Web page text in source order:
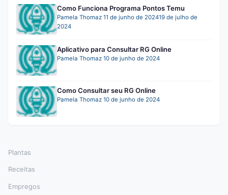
Como Funciona Programa Pontos Temu
Pamela Thomaz 11 de junho de 202419 de julho de
2024
Aplicativo para Consultar RG Online
Pamela Thomaz 10 de junho de 2024
Como Consultar seu RG Online
Pamela Thomaz 10 de junho de 2024
Plantas
Receitas
Empregos